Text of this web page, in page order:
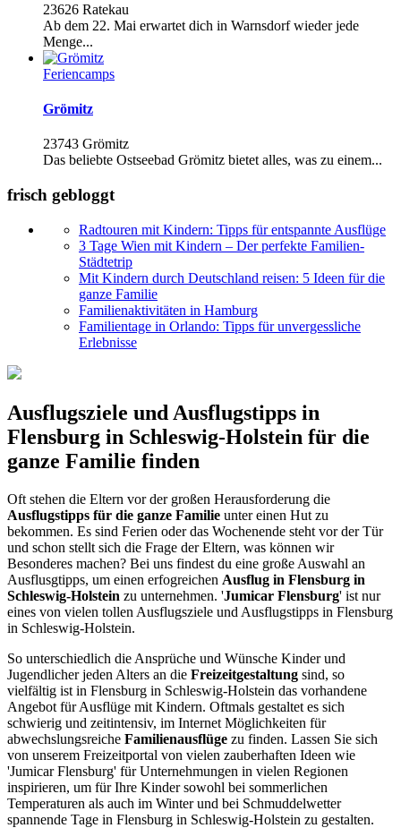
23626 Ratekau
Ab dem 22. Mai erwartet dich in Warnsdorf wieder jede
Menge...
Feriencamps
Grömitz
23743 Grömitz
Das beliebte Ostseebad Grömitz bietet alles, was zu einem...
frisch gebloggt
Radtouren mit Kindern: Tipps für entspannte Ausflüge
3 Tage Wien mit Kindern – Der perfekte Familien-
Städtetrip
Mit Kindern durch Deutschland reisen: 5 Ideen für die
ganze Familie
Familienaktivitäten in Hamburg
Familientage in Orlando: Tipps für unvergessliche
Erlebnisse
Ausflugsziele und Ausflugstipps in
Flensburg in Schleswig-Holstein für die
ganze Familie finden
Oft stehen die Eltern vor der großen Herausforderung die
Ausflugstipps für die ganze Familie unter einen Hut zu
bekommen. Es sind Ferien oder das Wochenende steht vor der Tür
und schon stellt sich die Frage der Eltern, was können wir
Besonderes machen? Bei uns findest du eine große Auswahl an
Ausflusgtipps, um einen erfogreichen Ausflug in Flensburg in
Schleswig-Holstein zu unternehmen. 'Jumicar Flensburg' ist nur
eines von vielen tollen Ausflugsziele und Ausflugstipps in Flensburg
in Schleswig-Holstein.
So unterschiedlich die Ansprüche und Wünsche Kinder und
Jugendlicher jeden Alters an die Freizeitgestaltung sind, so
vielfältig ist in Flensburg in Schleswig-Holstein das vorhandene
Angebot für Ausflüge mit Kindern. Oftmals gestaltet es sich
schwierig und zeitintensiv, im Internet Möglichkeiten für
abwechslungsreiche Familienausflüge zu finden. Lassen Sie sich
von unserem Freizeitportal von vielen zauberhaften Ideen wie
'Jumicar Flensburg' für Unternehmungen in vielen Regionen
inspirieren, um für Ihre Kinder sowohl bei sommerlichen
Temperaturen als auch im Winter und bei Schmuddelwetter
spannende Tage in Flensburg in Schleswig-Holstein zu gestalten.